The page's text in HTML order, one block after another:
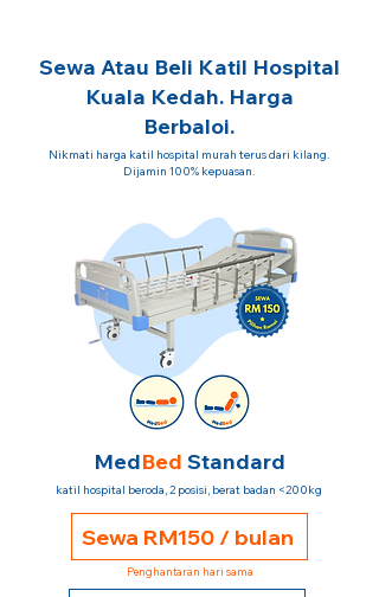
Sewa Atau Beli Katil Hospital
Kuala Kedah. Harga
Berbaloi.
Nikmati harga katil hospital murah terus dari kilang.
Dijamin 100% kepuasan.
MedBed Standard
katil hospital beroda, 2 posisi, berat badan <200kg
Sewa RM150 / bulan
Penghantaran hari sama